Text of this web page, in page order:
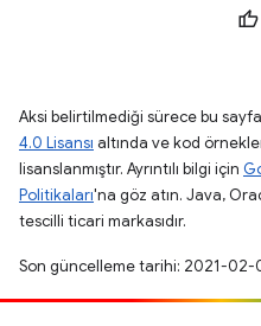
Aksi belirtilmediği sürece bu
4.0 Lisansı altında ve kod
lisanslanmıştır. Ayrıntılı bilgi için
Politikaları'na göz atın. Java,
tescilli ticari markasıdır.
Son güncelleme tarihi: 2021-02-